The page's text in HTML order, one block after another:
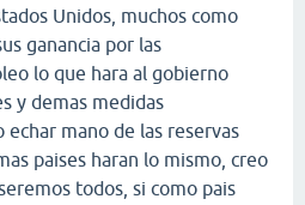
Unidos, muchos como
ganancia por las
lo que hara al gobierno
y demas medidas
mano de las reservas
paises haran lo mismo, creo
todos, si como pais